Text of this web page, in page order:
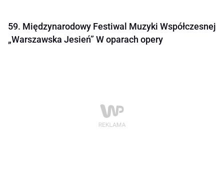
59. Międzynarodowy Festiwal Muzyki Współczesnej
„Warszawska Jesień” W oparach opery